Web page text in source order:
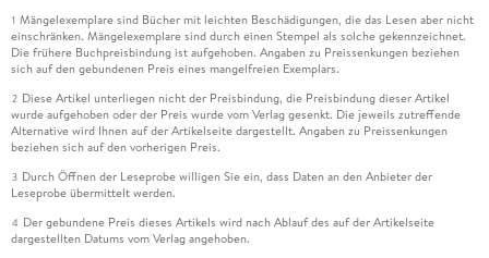
1 Mängelexemplare sind Bücher mit leichten Beschädigungen, die das Lesen aber nicht
einschränken. Mängelexemplare sind durch einen Stempel als solche gekennzeichnet.
Die frühere Buchpreisbindung ist aufgehoben. Angaben zu Preissenkungen beziehen
sich auf den gebundenen Preis eines mangelfreien Exemplars.
2 Diese Artikel unterliegen nicht der Preisbindung, die Preisbindung dieser Artikel
wurde aufgehoben oder der Preis wurde vom Verlag gesenkt. Die jeweils zutreffende
Alternative wird Ihnen auf der Artikelseite dargestellt. Angaben zu Preissenkungen
beziehen sich auf den vorherigen Preis.
3 Durch Öffnen der Leseprobe willigen Sie ein, dass Daten an den Anbieter der
Leseprobe übermittelt werden.
4 Der gebundene Preis dieses Artikels wird nach Ablauf des auf der Artikelseite
dargestellten Datums vom Verlag angehoben.